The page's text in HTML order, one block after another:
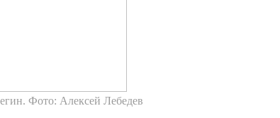
Фото: Алексей Лебедев